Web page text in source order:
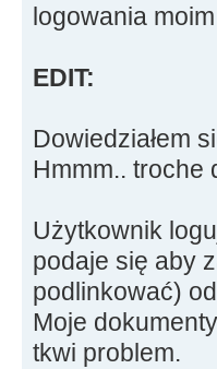
logowania
EDIT:
Dowiedziałem
Hmmm.. troche
Użytkownik
podaje się aby
podlinkować)
Moje
tkwi problem.